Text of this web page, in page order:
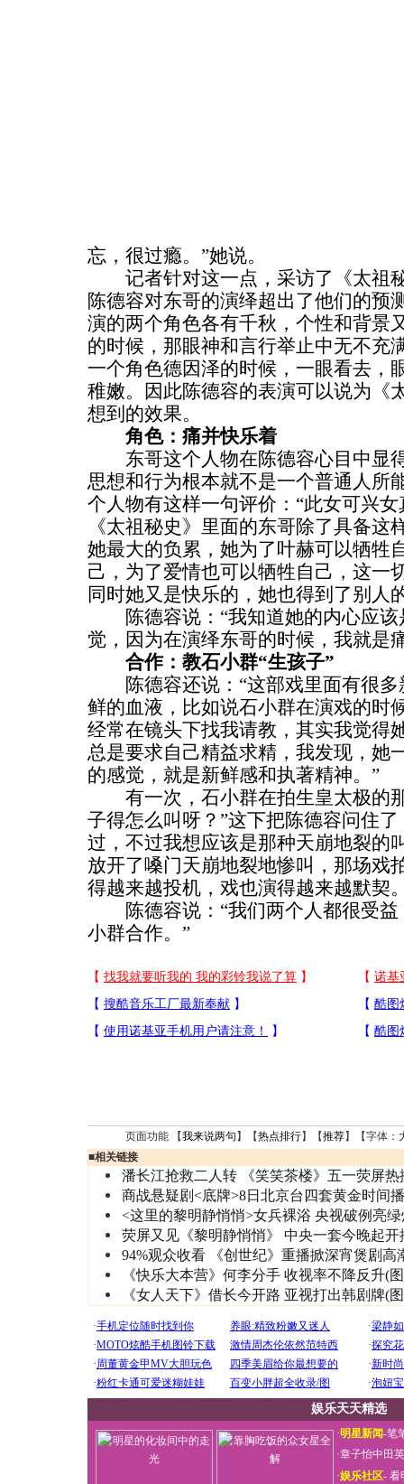
忘，很过瘾。”她说。
记者针对这一点，采访了《太祖
陈德容对东哥的演绎超出了他们的预
演的两个角色各有千秋，个性和背景
的时候，那眼神和言行举止中无不充
一个角色德因泽的时候，一眼看去，
稚嫩。因此陈德容的表演可以说为《
想到的效果。
角色：痛并快乐着
东哥这个人物在陈德容心目中显
思想和行为根本就不是一个普通人所
个人物有这样一句评价：“此女可兴
《太祖秘史》里面的东哥除了具备这
她最大的负累，她为了叶赫可以牺牲
己，为了爱情也可以牺牲自己，这一
同时她又是快乐的，她也得到了别人
陈德容说：“我知道她的内心应该
觉，因为在演绎东哥的时候，我就是
合作：教石小群“生孩子”
陈德容还说：“这部戏里面有很多
鲜的血液，比如说石小群在演戏的时
经常在镜头下找我请教，其实我觉得
总是要求自己精益求精，我发现，她
的感觉，就是新鲜感和执著精神。”
有一次，石小群在拍生皇太极的
子得怎么叫呀？”这下把陈德容问住
过，不过我想应该是那种天崩地裂的
放开了嗓门天崩地裂地惨叫，那场
得越来越投机，戏也演得越来越默契
陈德容说：“我们两个人都很受益
小群合作。”
页面功能 【我来说两句 】【热点排行】【推荐】【字体：
■相关链接
潘长江抢救二人转 《笑笑茶楼》五一荧屏热
商战悬疑剧<底牌>8日北京台四套黄金时间
<这里的黎明静悄悄>女兵裸浴 央视破例亮
荧屏又见《黎明静悄悄》 中央一套今晚起开
94%观众收看 《创世纪》重播掀深宵煲剧高
《快乐大本营》何李分手 收视率不降反升(
《女人天下》借长今开路 亚视打出韩剧牌(
娱乐天天精选
·明星新闻-笔
·章子怡中田
·娱乐社区- 看